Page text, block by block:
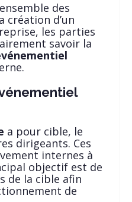
des
d’un
les parties
savoir la
a pour cible, le
dirigeants. Ces
internes à
objectif est de
de la cible afin
de